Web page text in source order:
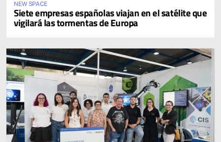
NEW SPACE
Siete empresas españolas viajan en el satélite que
vigilará las tormentas de Europa